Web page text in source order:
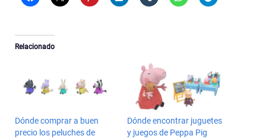
Relacionado
Dónde comprar a buen
precio los peluches de
Dónde encontrar juguetes
y juegos de Peppa Pig